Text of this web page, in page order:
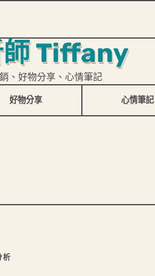
師 Tiffany
、好物分享、心情筆記
好物分享 心情筆記
析